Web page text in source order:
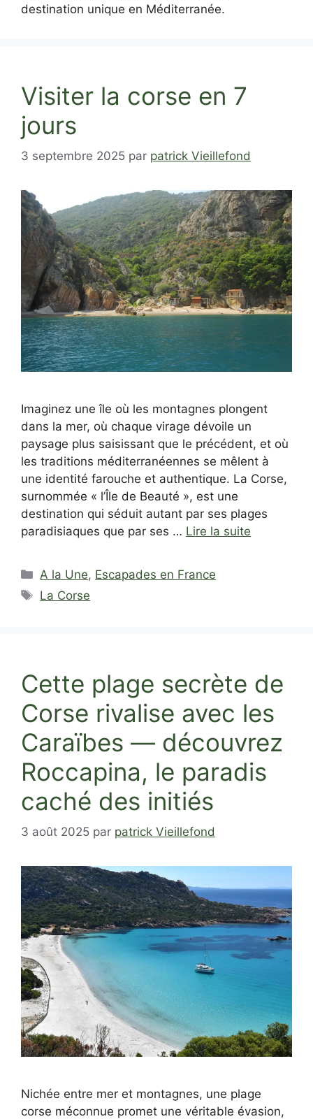
destination unique en Méditerranée.
Visiter la corse en 7
jours
3 septembre 2025 par patrick Vieillefond
Imaginez une île où les montagnes plongent
dans la mer, où chaque virage dévoile un
paysage plus saisissant que le précédent, et où
les traditions méditerranéennes se mêlent à
une identité farouche et authentique. La Corse,
surnommée « l’Île de Beauté », est une
destination qui séduit autant par ses plages
paradisiaques que par ses … Lire la suite
Catégories
A la Une, Escapades en France
Étiquettes
La Corse
Cette plage secrète de
Corse rivalise avec les
Caraïbes — découvrez
Roccapina, le paradis
caché des initiés
3 août 2025 par patrick Vieillefond
Nichée entre mer et montagnes, une plage
corse méconnue promet une véritable évasion,